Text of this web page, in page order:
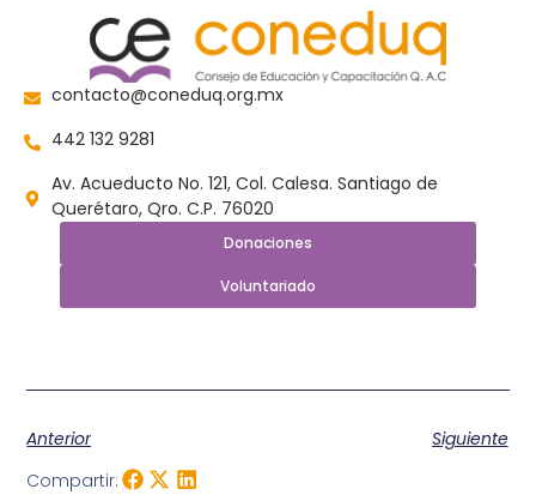
contacto@coneduq.org.mx
442 132 9281
Av. Acueducto No. 121, Col. Calesa. Santiago de
Querétaro, Qro. C.P. 76020
Donaciones
Voluntariado
Anterior
Siguiente
Compartir: